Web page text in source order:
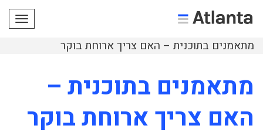
מתאמנים בתוכנית – האם צריך ארוחת בוקר
מתאמנים בתוכנית –
האם צריך ארוחת בוקר